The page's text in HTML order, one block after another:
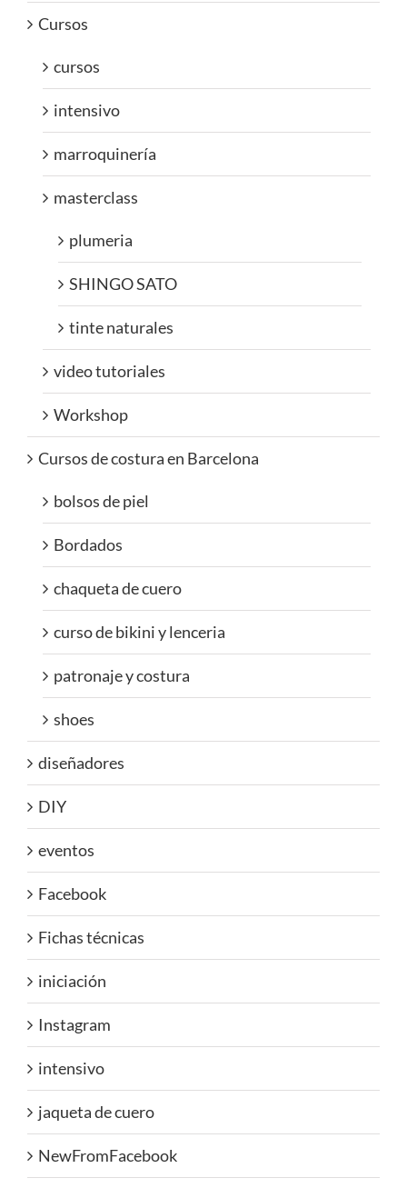
Cursos
cursos
intensivo
marroquinería
masterclass
plumeria
SHINGO SATO
tinte naturales
video tutoriales
Workshop
Cursos de costura en Barcelona
bolsos de piel
Bordados
chaqueta de cuero
curso de bikini y lenceria
patronaje y costura
shoes
diseñadores
DIY
eventos
Facebook
Fichas técnicas
iniciación
Instagram
intensivo
jaqueta de cuero
NewFromFacebook